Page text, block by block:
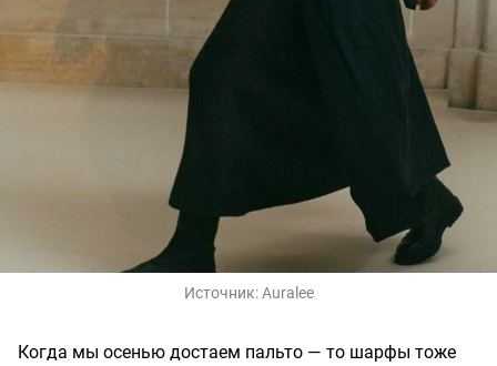
Источник:Auralee
Когда мы осенью достаем пальто — то шарфы тоже